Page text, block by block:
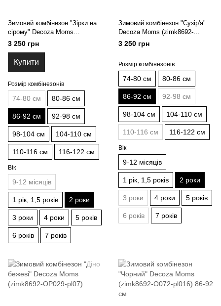
Зимовий комбінезон "Зірки на
сірому" Decoza Moms
(zimk8692-Op309-pl016) 86-92
3 250 грн
Купити
Розмір комбінезонів
74-80 см 80-86 см
86-92 см 92-98 см
98-104 см 104-110 см
110-116 см 116-122 см
Вік
9-12 місяців
1 рік, 1,5 років 2 роки
3 роки 4 роки 5 років
6 років 7 років
Зимовий комбінезон "Сузір'я"
Decoza Moms (zimk8692-
OP014-pl016) 86-92 см
3 250 грн
Розмір комбінезонів
74-80 см 80-86 см
86-92 см 92-98 см
98-104 см 104-110 см
110-116 см 116-122 см
Вік
9-12 місяців
1 рік, 1,5 років 2 роки
3 роки 4 роки 5 років
6 років 7 років